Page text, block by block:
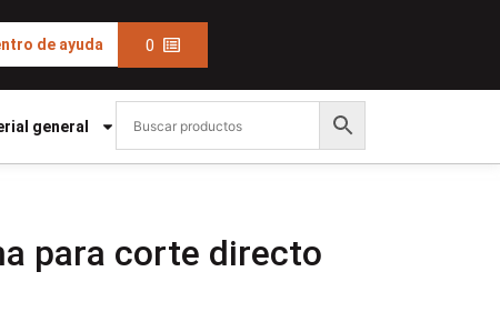
de ayuda 0
general
para corte directo